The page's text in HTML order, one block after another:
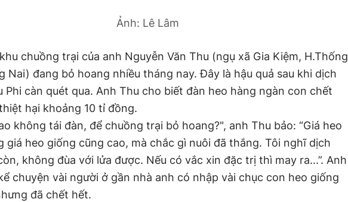
Ảnh: Lê Lâm
chuồng trại của anh Nguyễn Văn Thu (ngụ xã Gia Kiệm, H.Thống
Nai) đang bỏ hoang nhiều tháng nay. Đây là hậu quả sau khi dịch
Phi càn quét qua. Anh Thu cho biết đàn heo hàng ngàn con chết
hại khoảng 10 tỉ đồng.
không tái đàn, để chuồng trại bỏ hoang?", anh Thu bảo: “Giá heo
giá heo giống cũng cao, mà chắc gì nuôi đã thắng. Tôi nghĩ dịch
không đùa với lửa được. Nếu có vắc xin đặc trị thì may ra...”. Anh
chuyện vài người ở gần nhà anh có nhập vài chục con heo giống
đã chết hết.